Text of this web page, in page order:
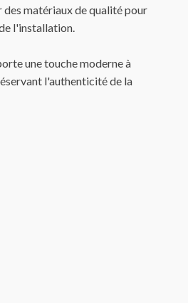
matériaux de qualité pour
l'installation.
une touche moderne à
l'authenticité de la